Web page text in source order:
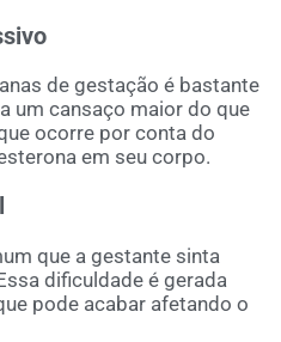
de gestação é bastante
um cansaço maior do que
ocorre por conta do
em seu corpo.
que a gestante sinta
dificuldade é gerada
pode acabar afetando o